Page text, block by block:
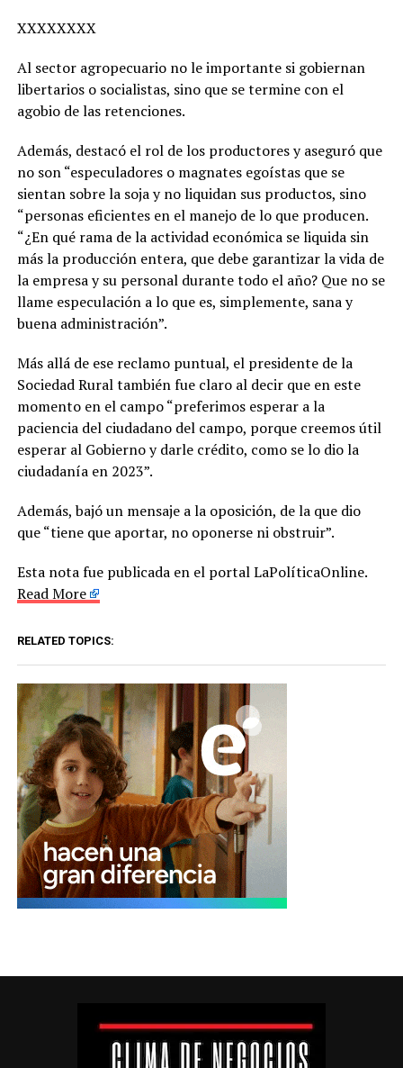
XXXXXXXX
Al sector agropecuario no le importante si gobiernan
libertarios o socialistas, sino que se termine con el
agobio de las retenciones.
Además, destacó el rol de los productores y aseguró que
no son “especuladores o magnates egoístas que se
sientan sobre la soja y no liquidan sus productos, sino
“personas eficientes en el manejo de lo que producen.
“¿En qué rama de la actividad económica se liquida sin
más la producción entera, que debe garantizar la vida de
la empresa y su personal durante todo el año? Que no se
llame especulación a lo que es, simplemente, sana y
buena administración”.
Más allá de ese reclamo puntual, el presidente de la
Sociedad Rural también fue claro al decir que en este
momento en el campo “preferimos esperar a la
paciencia del ciudadano del campo, porque creemos útil
esperar al Gobierno y darle crédito, como se lo dio la
ciudadanía en 2023”.
Además, bajó un mensaje a la oposición, de la que dio
que “tiene que aportar, no oponerse ni obstruir”.
Esta nota fue publicada en el portal LaPolíticaOnline.
Read More
RELATED TOPICS: